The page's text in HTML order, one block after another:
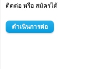
ติดต่อ หรือ สมัครได้
ดำเนินการต่อ